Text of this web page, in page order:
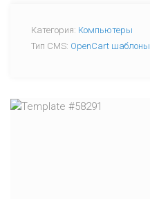
Категория: Компьютеры
Тип CMS: OpenCart шаблоны